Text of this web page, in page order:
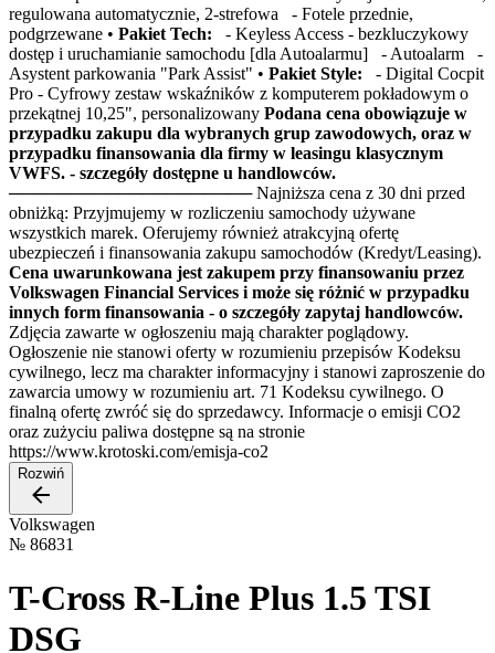
regulowana automatycznie, 2-strefowa - Fotele przednie,
podgrzewane • Pakiet Tech: - Keyless Access - bezkluczykowy
dostęp i uruchamianie samochodu [dla Autoalarmu] - Autoalarm -
Asystent parkowania "Park Assist" • Pakiet Style: - Digital Cocpit
Pro - Cyfrowy zestaw wskaźników z komputerem pokładowym o
przekątnej 10,25", personalizowany Podana cena obowiązuje w
przypadku zakupu dla wybranych grup zawodowych, oraz w
przypadku finansowania dla firmy w leasingu klasycznym
VWFS. - szczegóły dostępne u handlowców.
──────────────────── Najniższa cena z 30 dni przed
obniżką: Przyjmujemy w rozliczeniu samochody używane
wszystkich marek. Oferujemy również atrakcyjną ofertę
ubezpieczeń i finansowania zakupu samochodów (Kredyt/Leasing).
Cena uwarunkowana jest zakupem przy finansowaniu przez
Volkswagen Financial Services i może się różnić w przypadku
innych form finansowania - o szczegóły zapytaj handlowców.
Zdjęcia zawarte w ogłoszeniu mają charakter poglądowy.
Ogłoszenie nie stanowi oferty w rozumieniu przepisów Kodeksu
cywilnego, lecz ma charakter informacyjny i stanowi zaproszenie do
zawarcia umowy w rozumieniu art. 71 Kodeksu cywilnego. O
finalną ofertę zwróć się do sprzedawcy. Informacje o emisji CO2
oraz zużyciu paliwa dostępne są na stronie
https://www.krotoski.com/emisja-co2
Rozwiń
Volkswagen
№ 86831
T-Cross R-Line Plus 1.5 TSI
DSG